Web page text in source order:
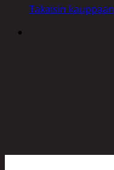
Takaisin kauppaan